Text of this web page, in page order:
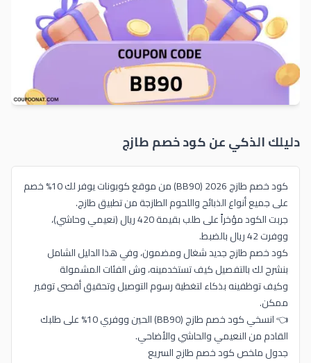
دليلك الذكي عن كود خصمطازج
كود خصم طازج 2026 (BB90) من موقع كوبونات يوفر لك 10% خصم
على جميع أنواع الذبائح واللحوم الطازجة من تطبيق طازج.
جربت الكود مؤخراً على طلب بقيمة 420 ريال (نعيمي وحاشي)،
ووفرت 42 ريال بالضبط.
كود خصم طازج جديد شغال ومضمون، وفي هذا الدليل الشامل
بنشرح لك بالتفصيل كيف تستخدمينه، وش الفئات المشمولة
وكيف توظفينه بذكاء لتغطية رسوم التوصيل وتحقيق أقصى توفير
ممكن.
👈 انسخي كود خصم طازج (BB90) الحين ووفري 10% على طلبك
القادم من النعيمي والحاشي والأضاحي.
جدول ملخص كود خصم طازج السريع